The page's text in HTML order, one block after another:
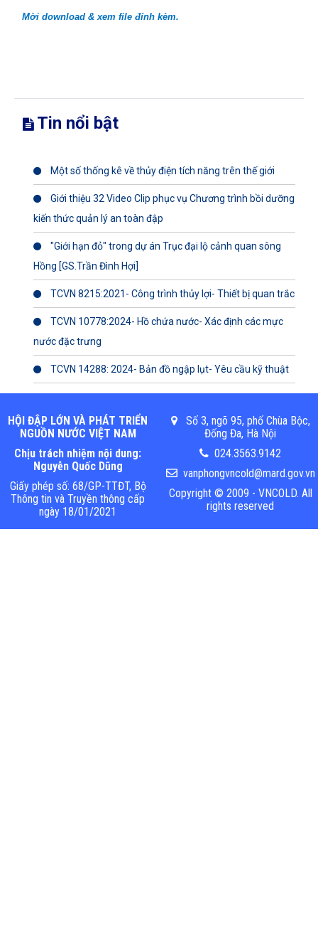
Mời download & xem file đính kèm.
Tin nổi bật
Một số thống kê về thủy điện tích năng trên thế giới
Giới thiệu 32 Video Clip phục vụ Chương trình bồi dưỡng
kiến thức quản lý an toàn đập
"Giới hạn đỏ" trong dự án Trục đại lộ cảnh quan sông
Hồng [GS.Trần Đình Hợi]
TCVN 8215:2021- Công trình thủy lợi- Thiết bị quan trắc
TCVN 10778:2024- Hồ chứa nước- Xác định các mực
nước đặc trưng
TCVN 14288: 2024- Bản đồ ngập lụt- Yêu cầu kỹ thuật
HỘI ĐẬP LỚN VÀ PHÁT TRIỂN
NGUỒN NƯỚC VIỆT NAM
Chịu trách nhiệm nội dung:
Nguyễn Quốc Dũng
Giấy phép số: 68/GP-TTĐT, Bộ
Thông tin và Truyền thông cấp
ngày 18/01/2021
Số 3, ngõ 95, phố Chùa Bộc,
Đống Đa, Hà Nội
024.3563.9142
vanphongvncold@mard.gov.vn
Copyright © 2009 - VNCOLD. All
rights reserved